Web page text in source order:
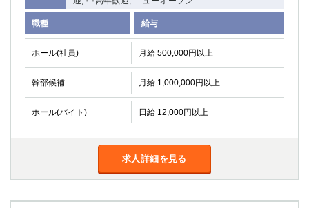
職種 給与
ホール(社員) 月給 500,000円以上
幹部候補 月給 1,000,000円以上
ホール(バイト) 日給 12,000円以上
求人詳細を見る